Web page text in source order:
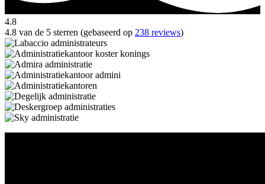
4.8
4.8 van de 5 sterren (gebaseerd op 238 reviews)